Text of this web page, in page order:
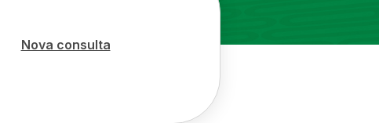
Nova consulta